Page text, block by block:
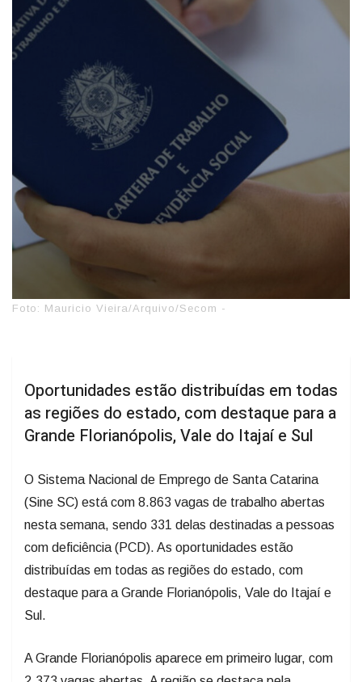
Foto: Mauricio Vieira/Arquivo/Secom -
Oportunidades estão distribuídas em todas
as regiões do estado, com destaque para a
Grande Florianópolis, Vale do Itajaí e Sul
O Sistema Nacional de Emprego de Santa Catarina
(Sine SC) está com 8.863 vagas de trabalho abertas
nesta semana, sendo 331 delas destinadas a pessoas
com deficiência (PCD). As oportunidades estão
distribuídas em todas as regiões do estado, com
destaque para a Grande Florianópolis, Vale do Itajaí e
Sul.
A Grande Florianópolis aparece em primeiro lugar, com